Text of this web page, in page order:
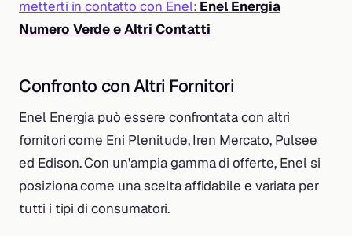
metterti in contatto con Enel: Enel Energia
Numero Verde e Altri Contatti
Confronto con Altri Fornitori
Enel Energia può essere confrontata con altri
fornitori come Eni Plenitude, Iren Mercato, Pulsee
ed Edison. Con un’ampia gamma di offerte, Enel si
posiziona come una scelta affidabile e variata per
tutti i tipi di consumatori.